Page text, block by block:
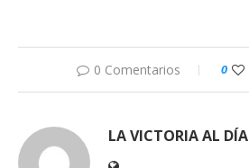
0 Comentarios 0
LA VICTORIA AL DÍA